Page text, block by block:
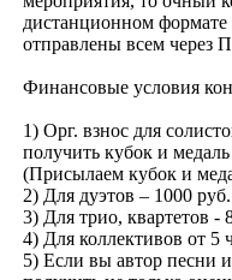
дистанционном
отправлены всем через
Финансовые условия
1) Орг. взнос для
получить кубок и
(Присылаем кубок и
2) Для дуэтов – 1000
3) Для трио, квартетов -
4) Для коллективов от 5
5) Если вы автор песни